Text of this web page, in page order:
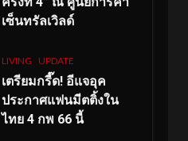
เซ็นทรัลเวิลด์
LIVING UPDATE
เตรียมกรี๊ด! อีแจอุค
ประกาศแฟนมีตติ้งใน
ไทย 4 กพ 66 นี้